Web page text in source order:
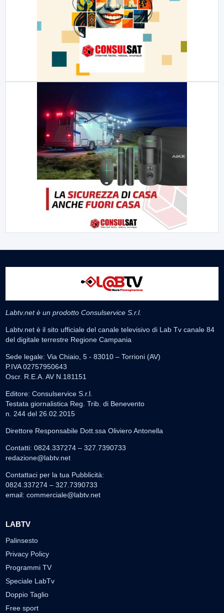
Labtv.net è un prodotto Consulservice S.r.l.
Labtv.net è il sito ufficiale del canale televisivo di Lab Tv canale 84
del digitale terrestre Regione Campania
Sede legale: Via Chiaio, 5 - 83010 – Torrioni (AV)
P.IVA 02757950643
Oscr. R.E.A. AV N.181151
Editore: Consulservice S.r.l.
Testata giornalistica Reg. Trib. di Benevento
n. 244 del 26.02.2015
Direttore Responsabile Dott.ssa Oliviero Antonella
Contatti: 0824.337274 – 327.7390733
redazione@labtv.net
Contattaci per la tua Pubblicità:
0824.337274 – 327.7390733
email: commerciale@labtv.net
LABTV
Palinsesto
Privacy Policy
Programmi TV
Speciale LabTv
Doppio Taglio
Free sport